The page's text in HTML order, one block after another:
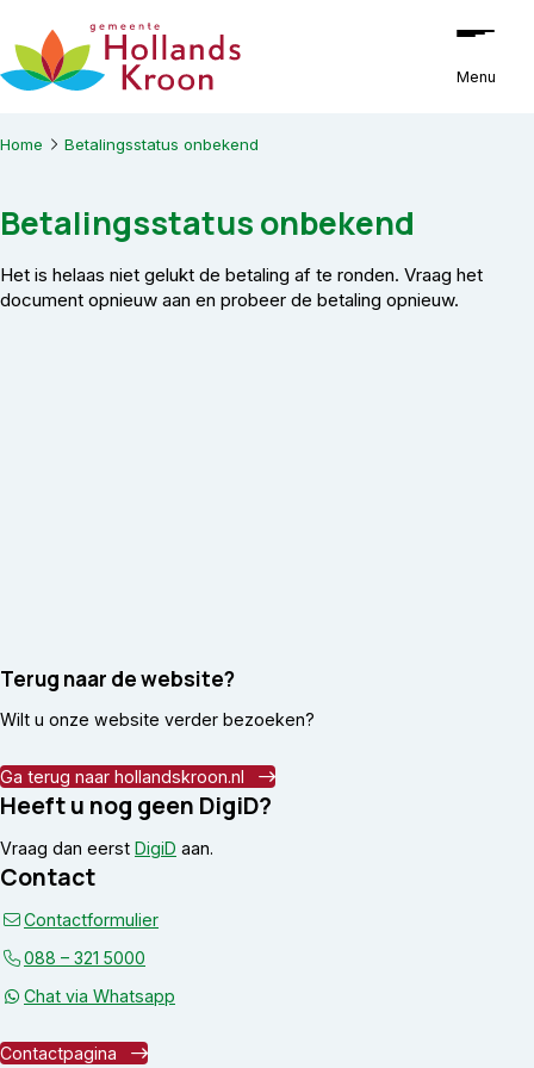
Ga naar de inhoud
Menu
Home Betalingsstatus onbekend
Betalingsstatus onbekend
Het is helaas niet gelukt de betaling af te ronden. Vraag het
document opnieuw aan en probeer de betaling opnieuw.
Terug naar de website?
Wilt u onze website verder bezoeken?
Ga terug naar hollandskroon.nl
Heeft u nog geen DigiD?
Vraag dan eerst DigiD aan.
Contact
Contactformulier
088 – 321 5000
Chat via Whatsapp
Contactpagina